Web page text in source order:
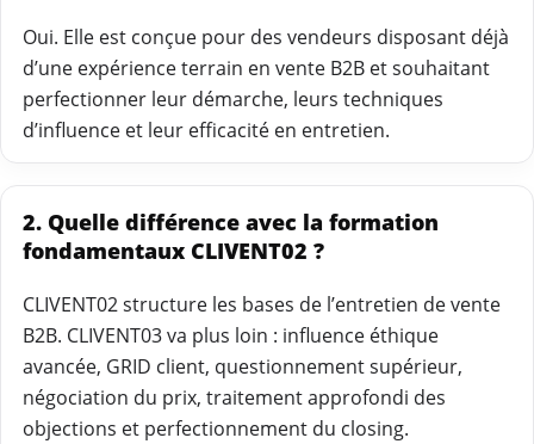
Oui. Elle est conçue pour des vendeurs disposant déjà
d’une expérience terrain en vente B2B et souhaitant
perfectionner leur démarche, leurs techniques
d’influence et leur efficacité en entretien.
2. Quelle différence avec la formation
fondamentaux CLIVENT02 ?
CLIVENT02 structure les bases de l’entretien de vente
B2B. CLIVENT03 va plus loin : influence éthique
avancée, GRID client, questionnement supérieur,
négociation du prix, traitement approfondi des
objections et perfectionnement du closing.